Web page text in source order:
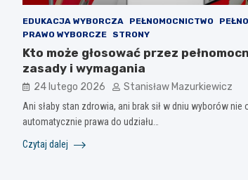
EDUKACJA WYBORCZA PEŁNOMOCNICTWO
PRAWO WYBORCZE
STRONY
Kto może głosować przez
zasady i wymagania
24 lutego 2026 Stanisław Mazurkiewicz
Ani słaby stan zdrowia, ani brak sił w dniu wyborów nie
automatycznie prawa do udziału…
Czytaj dalej